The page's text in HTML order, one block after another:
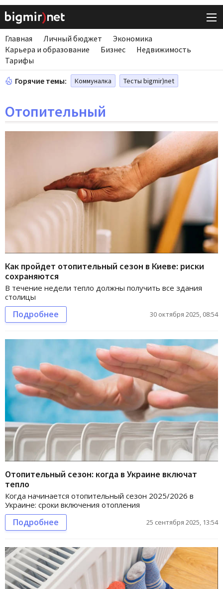
Главная Личный бюджет
Экономика
Карьера и образование
Бизнес
Недвижимость
Тарифы
Горячие темы: Коммуналка Тесты bigmir)net
Отопительный
Как пройдет отопительный сезон в Киеве: риски
сохраняются
В течение недели тепло должны получить все здания
столицы
Подробнее 30 октября 2025, 08:54
Отопительный сезон: когда в Украине включат
тепло
Когда начинается отопительный сезон 2025/2026 в
Украине: сроки включения отопления
Подробнее 25 сентября 2025, 13:54